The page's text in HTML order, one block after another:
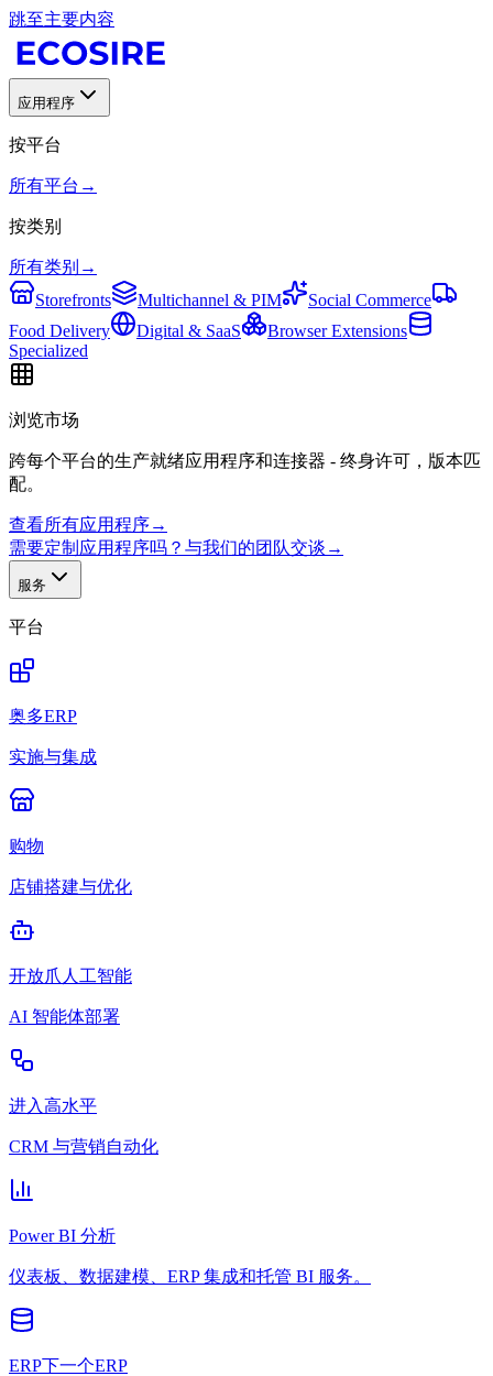
跳至主要内容
应用程序
按平台
所有平台 →
按类别
所有类别 →
Storefronts
Multichannel & PIM
Social Commerce
Food Delivery
Digital & SaaS
Browser Extensions
Specialized
浏览市场
跨每个平台的生产就绪应用程序和连接器 - 终身许可，版本匹
配。
查看所有应用程序→
需要定制应用程序吗？与我们的团队交谈 →
服务
平台
奥多ERP
实施与集成
购物
店铺搭建与优化
开放爪人工智能
AI 智能体部署
进入高水平
CRM 与营销自动化
Power BI 分析
仪表板、数据建模、ERP 集成和托管 BI 服务。
ERP下一个ERP